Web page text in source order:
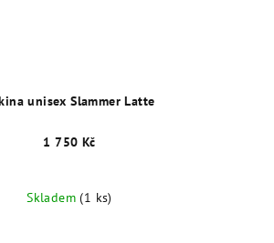
unisex Slammer Latte
1 750 Kč
Skladem(1 ks)